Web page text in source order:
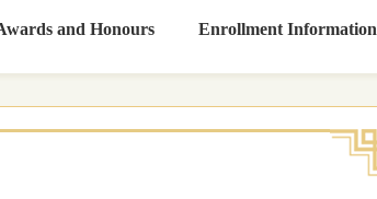
and Honours Enrollment Information